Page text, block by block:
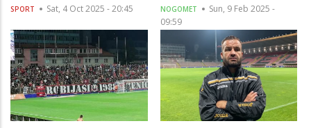
SPORT Sat, 4 Oct 2025 - 20:45 NOGOMET
Sun, 9 Feb 2025 -
09:59